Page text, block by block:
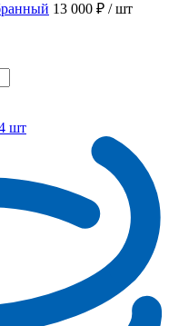
13 000 ₽ / шт
шт